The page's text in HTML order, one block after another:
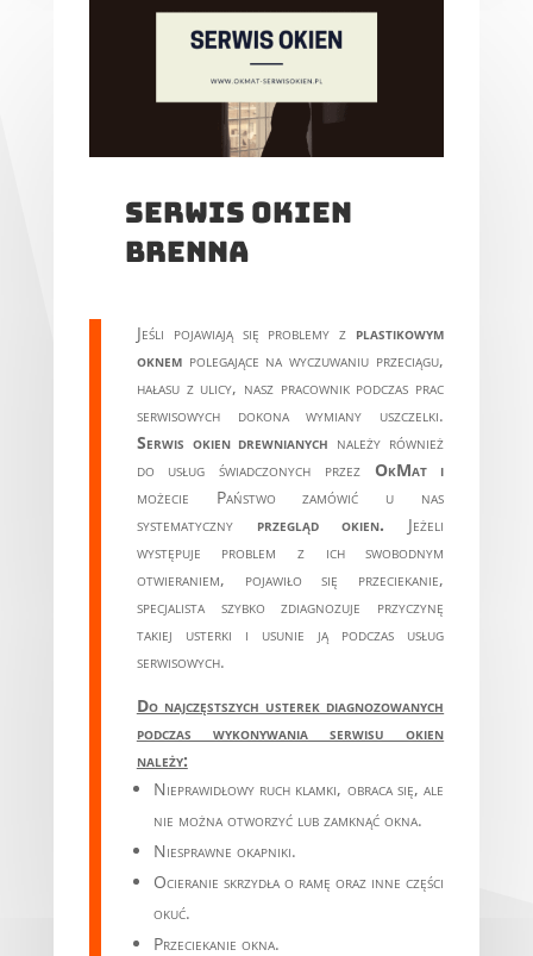
Serwis okien
brenna
Jeśli pojawiają się problemy z plastikowym
oknempolegające na wyczuwaniu przeciągu,
hałasu z ulicy, nasz pracownik podczas prac
serwisowych dokona wymiany uszczelki.
Serwis okien drewnianych należy również
do usług świadczonych przez OkMat i
możecie Państwo zamówić u nas
systematyczny przegląd okien. Jeżeli
występuje problem z ich swobodnym
otwieraniem, pojawiło się przeciekanie,
specjalista szybko zdiagnozuje przyczynę
takiej usterki i usunie ją podczas usług
serwisowych.
Do najczęstszych usterek diagnozowanych
podczas wykonywania serwisu okien
należy:
Nieprawidłowy ruch klamki, obraca się, ale
nie można otworzyć lub zamknąć okna.
Niesprawne okapniki.
Ocieranie skrzydła o ramę oraz inne części
okuć.
Przeciekanie okna.